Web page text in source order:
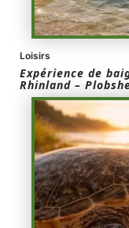
Loisirs
Expérience de
Rhinland –